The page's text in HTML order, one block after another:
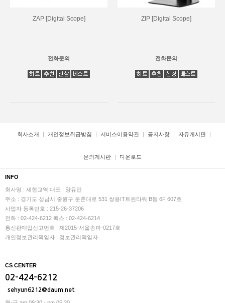
ZAP [Digital Scope]
전화문의
ZIP [Digital Scope]
전화문의
회사소개 개인정보취급방침 서비스이용약관 공지사항 자유게시판
문의게시판 다운로드
INFO
회사명 : 세현교역 대표 : 양유민
주소 : 경기도 성남시 중원구 둔춘대로 531 쌍용IT트윈타워 B동 6F 607호
사업자 등록번호 : 215-26-37206
전화 : 02-424-6212 팩스 : 02-424-6214
통신판매업신고번호 : 제2015-서울송파-0217호
개인정보관리책임자 : 정보관리책임자
CS CENTER
02-424-6212
sehyun6212@daum.net